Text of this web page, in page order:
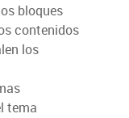
bloques
contenidos
los
tema